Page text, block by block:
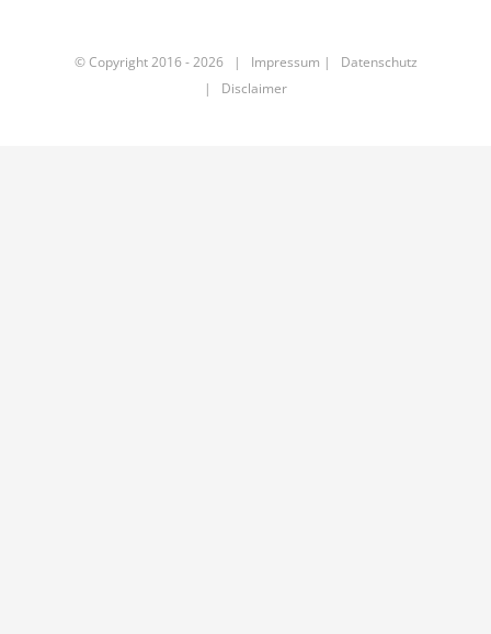
© Copyright 2016 -2026 | Impressum | Datenschutz
| Disclaimer